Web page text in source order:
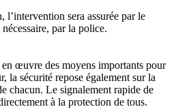
l’intervention sera assurée par le
par la police.
œuvre des moyens importants pour
la sécurité repose également sur la
chacun. Le signalement rapide de
à la protection de tous.